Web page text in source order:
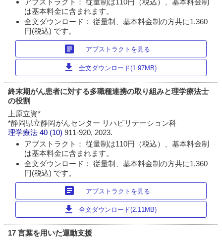
アブストラクト： 従量制は110円（税込）、基本料金制
は基本料金に含まれます。
全文ダウンロード： 従量制、基本料金制の方共に1,360
円(税込) です。
article アブストラクトを見る
download 全文ダウンロード(1.97MB)
終末期がん患者に対する多職種連携の取り組みと理学療法士
の役割
上原立資*
*静岡県立静岡がんセンター リハビリテーション科
理学療法 40 (10)911-920, 2023.
アブストラクト： 従量制は110円（税込）、基本料金制
は基本料金に含まれます。
全文ダウンロード： 従量制、基本料金制の方共に1,360
円(税込) です。
article アブストラクトを見る
download 全文ダウンロード(2.11MB)
17 言葉を用いた運動支援